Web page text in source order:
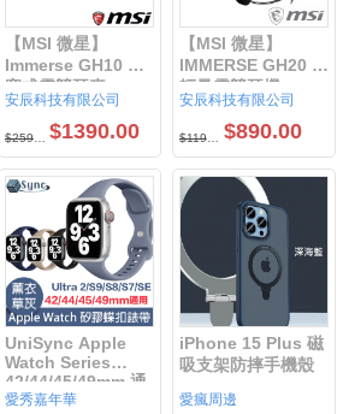
【MSI 微星】
Immerse GH10 耳
塞式電競耳麥
安辰科技有限公司
$2590.00 $1390.00
【MSI 微星】
IMMERSE GH20 超
輕量電競耳機
安辰科技有限公司
$1190.00 $890.00
UniSync Apple
Watch Series
42/44/45/49mm 通
用矽膠蝶扣錶帶
愛秀嘉年華
iPhone 15 Plus 磁
吸支架防摔手機殼
愛瘋周邊